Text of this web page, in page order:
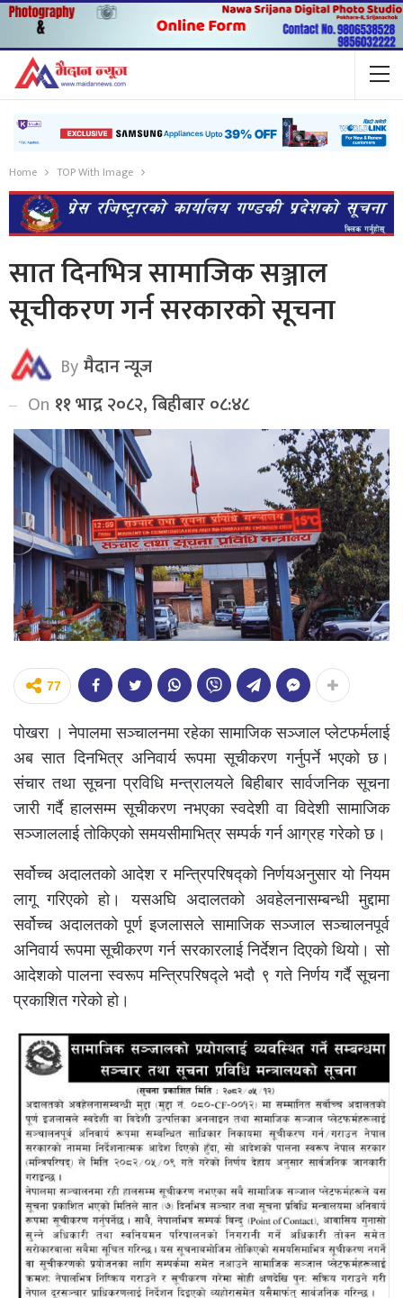
Home TOP With Image
सात दिनभित्र सामाजिक सञ्जाल
सूचीकरण गर्न सरकारको सूचना
Byमैदान न्यूज
On ११ भाद्र २०८२, बिहीबार ०८:४८
77
पोखरा । नेपालमा सञ्चालनमा रहेका सामाजिक सञ्जाल प्लेटफर्मलाई
अब सात दिनभित्र अनिवार्य रूपमा सूचीकरण गर्नुपर्ने भएको छ।
संचार तथा सूचना प्रविधि मन्त्रालयले बिहीबार सार्वजनिक सूचना
जारी गर्दै हालसम्म सूचीकरण नभएका स्वदेशी वा विदेशी सामाजिक
सञ्जाललाई तोकिएको समयसीमाभित्र सम्पर्क गर्न आग्रह गरेको छ।
सर्वोच्च अदालतको आदेश र मन्त्रिपरिषद्को निर्णयअनुसार यो नियम
लागू गरिएको हो। यसअघि अदालतको अवहेलनासम्बन्धी मुद्दामा
सर्वोच्च अदालतको पूर्ण इजलासले सामाजिक सञ्जाल सञ्चालनपूर्व
अनिवार्य रूपमा सूचीकरण गर्न सरकारलाई निर्देशन दिएको थियो। सो
आदेशको पालना स्वरूप मन्त्रिपरिषद्ले भदौ ९ गते निर्णय गर्दै सूचना
प्रकाशित गरेको हो।